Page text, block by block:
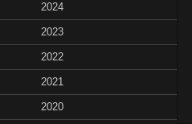
2024
2023
2022
2021
2020